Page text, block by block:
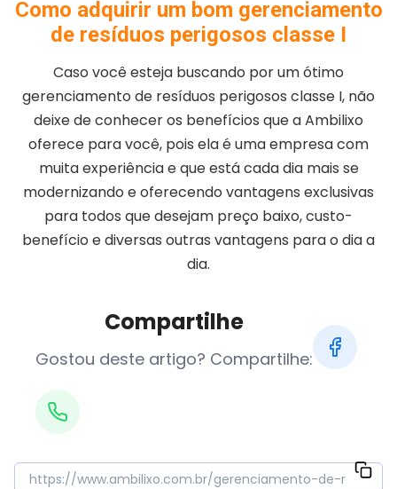
Como adquirir um bom gerenciamento
de resíduos perigosos classe I
Caso você esteja buscando por um ótimo
gerenciamento de resíduos perigosos classe I, não
deixe de conhecer os benefícios que a Ambilixo
oferece para você, pois ela é uma empresa com
muita experiência e que está cada dia mais se
modernizando e oferecendo vantagens exclusivas
para todos que desejam preço baixo, custo-
benefício e diversas outras vantagens para o dia a
dia.
Compartilhe
Gostou deste artigo? Compartilhe: